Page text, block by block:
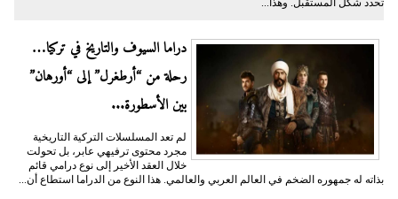
تحدد شكل المستقبل. وهذا...
دراما السيوف والتاريخ في تركيا…
رحلة من “أرطغرل” إلى “أورهان”
بين الأسطورة...
لم تعد المسلسلات التركية التاريخية
مجرد محتوى ترفيهي عابر، بل تحولت
خلال العقد الأخير إلى نوع درامي قائم
بذاته له جمهوره الضخم في العالم العربي والعالمي. هذا النوع من الدراما استطاع أن...